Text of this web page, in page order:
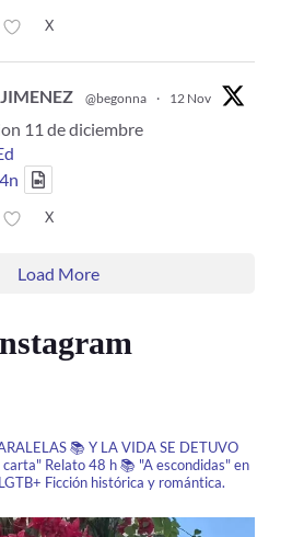
X
@begonna · 12 Nov
11 de diciembre
X
Load More
📚 Y LA VIDA SE DETUVO
Relato 48 h📚 "A escondidas" en
Ficción histórica y romántica.